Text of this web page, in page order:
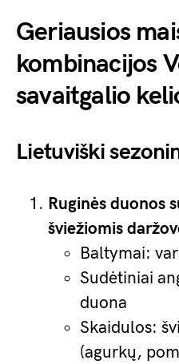
Geriausios
kombinacijos
savaitgalio
Lietuviški
Ruginės duonos
šviežiomis
Baltymai:
Sudėtiniai
duona
Skaidulos:
(agurkų,